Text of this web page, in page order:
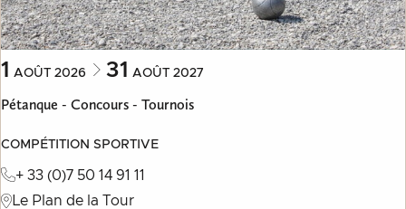
1 AOÛT 2026 31 AOÛT 2027
Pétanque - Concours - Tournois
COMPÉTITION SPORTIVE
+ 33 (0)7 50 14 91 11
Le Plan de la Tour